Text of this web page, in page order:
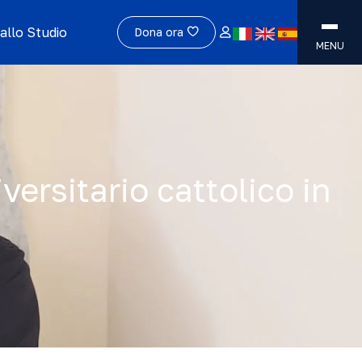
Studio Dona ora
MENU
cattolico in